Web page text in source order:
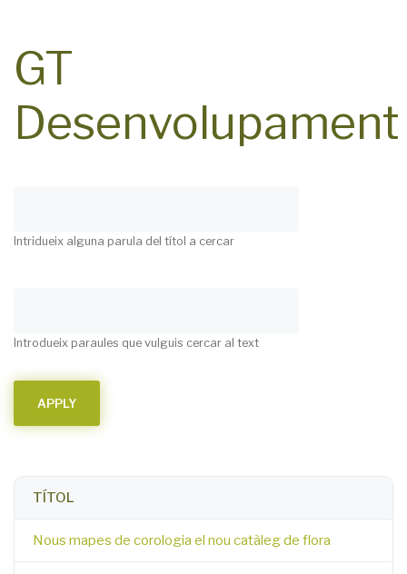
GT
Desenvolupament
Intridueix alguna parula del títol a cercar
Introdueix paraules que vulguis cercar al text
TÍTOL
Nous mapes de corologia el nou catàleg de flora